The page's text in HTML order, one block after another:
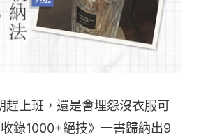
趕上班，還是會埋怨沒衣服可
錄1000+絕技》一書歸納出9